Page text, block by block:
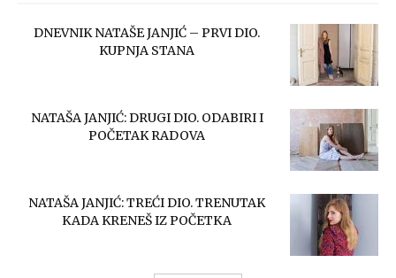
DNEVNIK NATAŠE JANJIĆ – PRVI DIO.
KUPNJA STANA
NATAŠA JANJIĆ: DRUGI DIO. ODABIRI I
POČETAK RADOVA
NATAŠA JANJIĆ: TREĆI DIO. TRENUTAK
KADA KRENEŠ IZ POČETKA